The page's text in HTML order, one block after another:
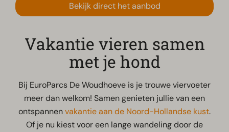
Bekijk direct het aanbod
Vakantie vieren samen
met je hond
Bij EuroParcs De Woudhoeve is je trouwe viervoeter
meer dan welkom! Samen genieten jullie van een
ontspannenvakantie aan de Noord-Hollandse kust.
Of je nu kiest voor een lange wandeling door de